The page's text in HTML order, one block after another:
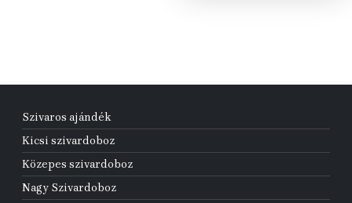
Szivaros ajándék
Kicsi szivardoboz
Közepes szivardoboz
Nagy Szivardoboz